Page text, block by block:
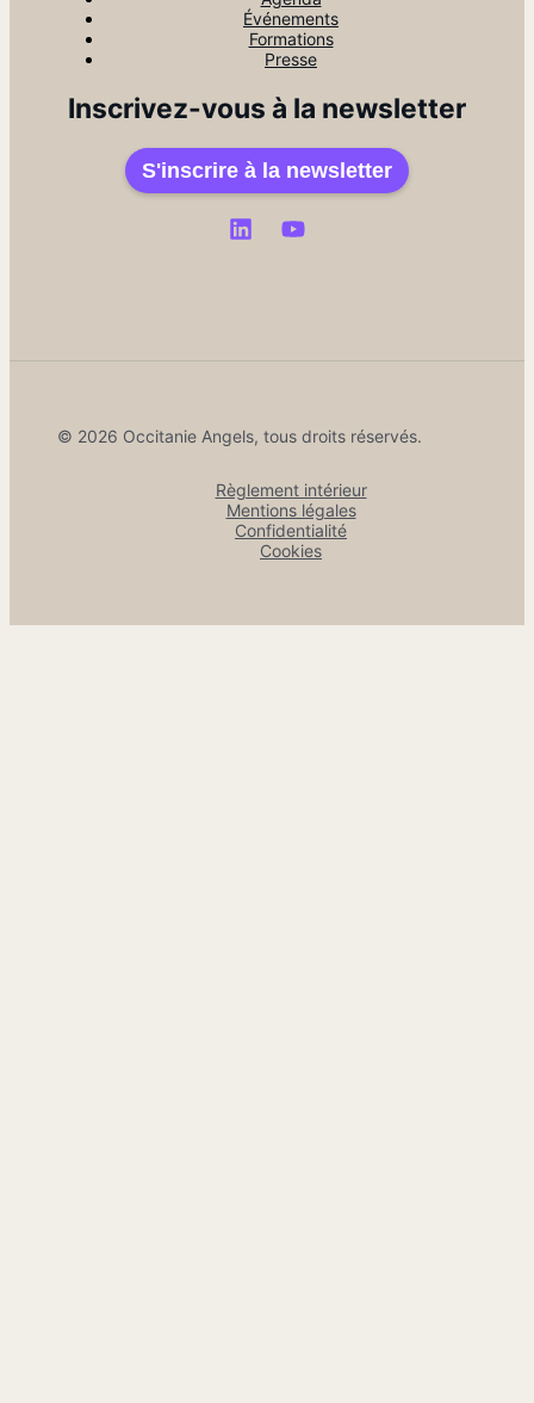
Événements
Formations
Presse
Inscrivez-vous à la newsletter
S'inscrire à la newsletter
© 2026 Occitanie Angels, tous droits réservés.
Règlement intérieur
Mentions légales
Confidentialité
Cookies